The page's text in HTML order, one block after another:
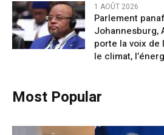
1 AOÛT 2026
Parlement
Johannesburg,
porte la voix de
le climat,
Most Popular